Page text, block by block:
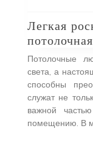
Легкая
Потолочные
света, а
способны
служат не
важной
помещению. В